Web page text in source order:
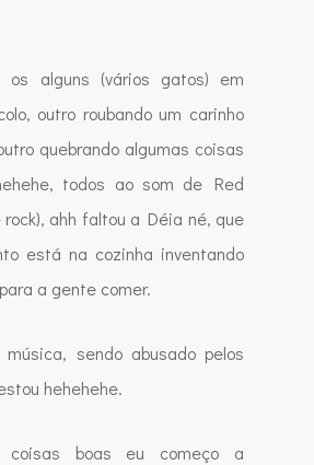
os alguns (vários gatos) em
outro roubando um carinho
quebrando algumas coisas
todos ao som de Red
rock), ahh faltou a Déia né, que
está na cozinha inventando
a gente comer.
música, sendo abusado pelos
hehehehe.
coisas boas eu começo a